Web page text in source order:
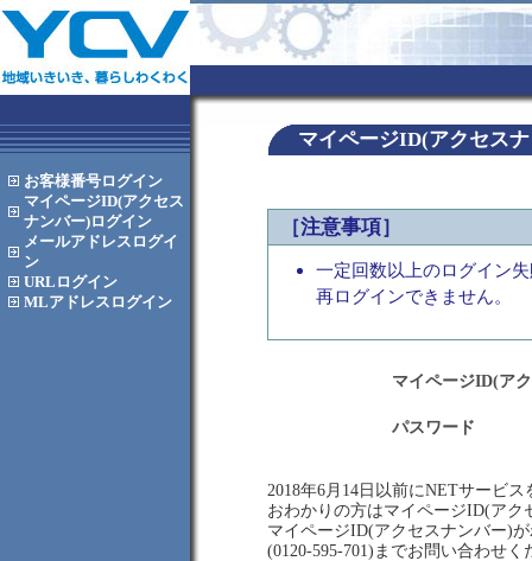
お客様番号ログイン
マイページID(アクセス
ナンバー)ログイン
メールアドレス ログイ
ン
URL ログイン
MLアドレス ログイン
マイページID(アクセス
［注意事項］
一定回数以上のログイン
再ログインできません。
マイページID(ア
パスワード
2018年6月14日以前にNETサービ
おわかりの方はマイページID(ア
マイページID(アクセスナンバー)
(0120-595-701)までお問い合わせく